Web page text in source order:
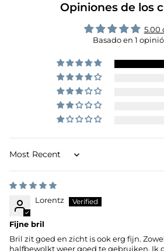
Opiniones de los
5.00
Basado en 1
Sort by
Lorentz
Fijne bril
Bril zit goed en zicht is ook erg fijn.
halfbewolkt weer goed te gebruiken. Ik